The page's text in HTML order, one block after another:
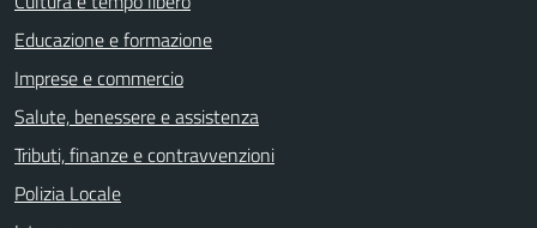
Educazione e formazione
Imprese e commercio
Salute, benessere e assistenza
Tributi, finanze e contravvenzioni
Polizia Locale